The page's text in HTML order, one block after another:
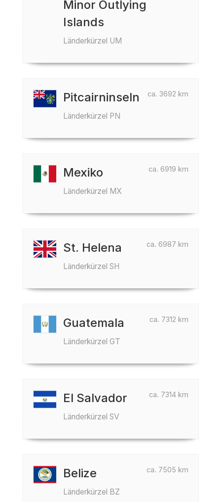
Minor Outlying
Islands
Länderkürzel UM
ca. 3692 km
Pitcairninseln
Länderkürzel PN
ca. 6919 km
Mexiko
Länderkürzel MX
ca. 6987 km
St. Helena
Länderkürzel SH
ca. 7312 km
Guatemala
Länderkürzel GT
ca. 7314 km
El Salvador
Länderkürzel SV
ca. 7505 km
Belize
Länderkürzel BZ